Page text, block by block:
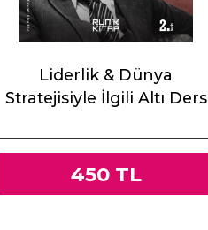
Liderlik & Dünya
Stratejisiyle İlgili Altı Ders
450 TL